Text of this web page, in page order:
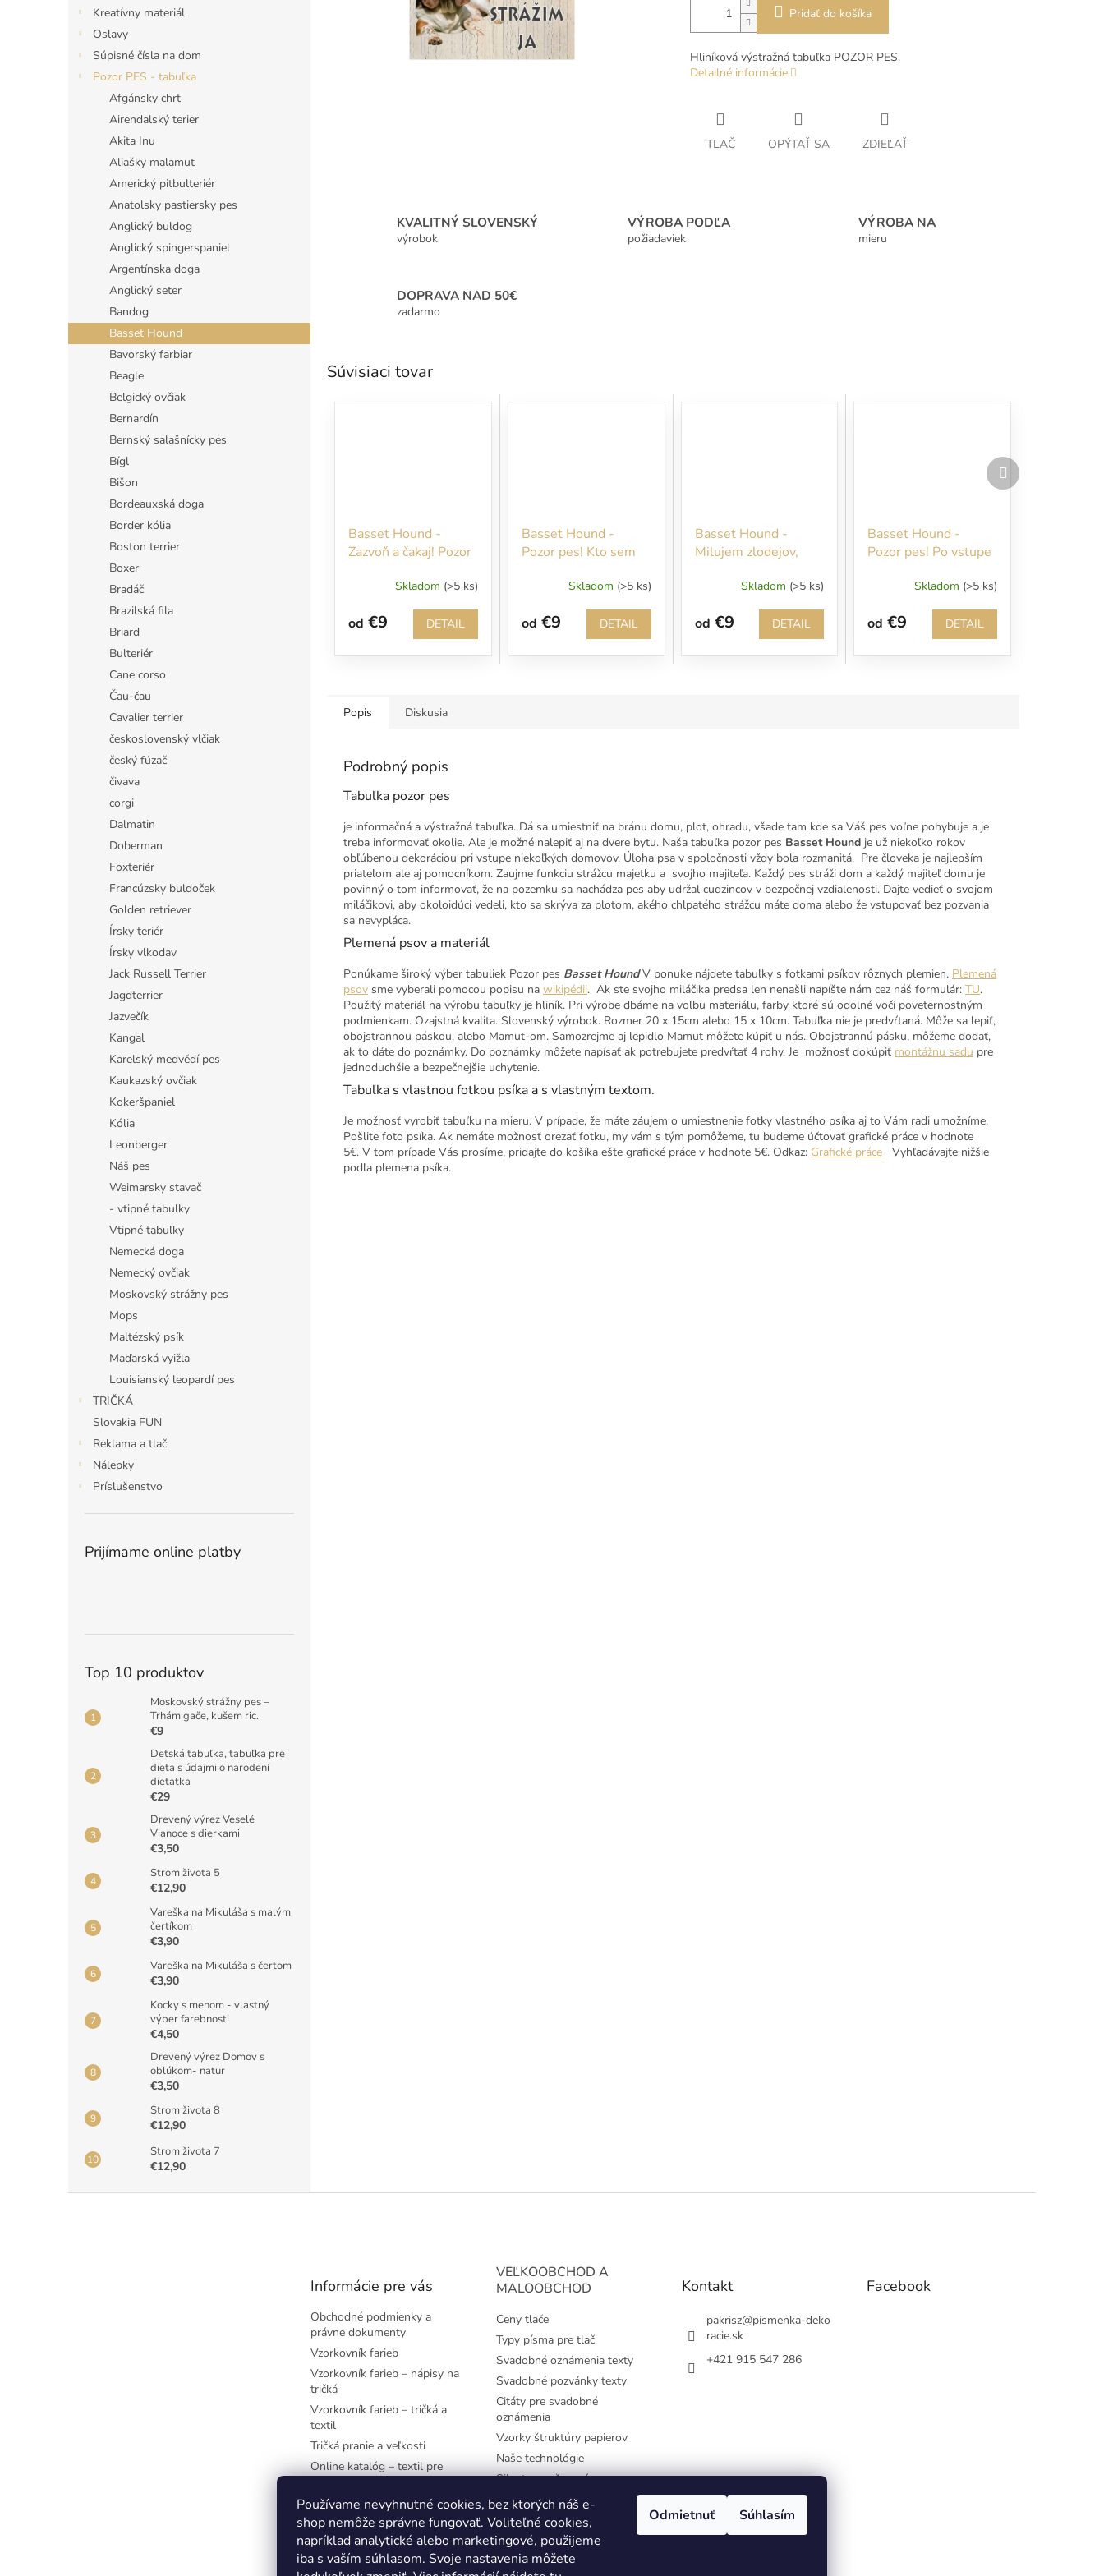
Používame nevyhnutné cookies, bez ktorých náš e-
shop nemôže správne fungovať. Voliteľné cookies,
napríklad analytické alebo marketingové, použijeme
iba s vaším súhlasom. Svoje nastavenia môžete
Odmietnuť Súhlasím
Kreatívny materiál
Oslavy
Súpisné čísla na dom
Pozor PES - tabuľka
Afgánsky chrt
Airendalský terier
Akita Inu
Aliašky malamut
Americký pitbulteriér
Anatolsky pastiersky pes
Anglický buldog
Anglický spingerspaniel
Argentínska doga
Anglický seter
Bandog
Basset Hound
Bavorský farbiar
Beagle
Belgický ovčiak
Bernardín
Bernský salašnícky pes
Bígl
Bišon
Bordeauxská doga
Border kólia
Boston terrier
Boxer
Bradáč
Brazilská fila
Briard
Bulteriér
Cane corso
Čau-čau
Cavalier terrier
československý vlčiak
český fúzač
čivava
corgi
Dalmatin
Doberman
Foxteriér
Francúzsky buldoček
Golden retriever
Írsky teriér
Írsky vlkodav
Jack Russell Terrier
Jagdterrier
Jazvečík
Kangal
Karelský medvědí pes
Kaukazský ovčiak
Kokeršpaniel
Kólia
Leonberger
Náš pes
Weimarsky stavač
- vtipné tabulky
Vtipné tabuľky
Nemecká doga
Nemecký ovčiak
Moskovský strážny pes
Mops
Maltézský psík
Maďarská vyižla
Louisianský leopardí pes
TRIČKÁ
Slovakia FUN
Reklama a tlač
Nálepky
Príslušenstvo
Prijímame online platby
Top 10 produktov
Moskovský strážny pes –
Trhám gače, kušem ric.
€9
Detská tabuľka, tabuľka pre
dieťa s údajmi o narodení
dieťatka
€29
Drevený výrez Veselé
Vianoce s dierkami
€3,50
Strom života 5
€12,90
Vareška na Mikuláša s malým
čertíkom
€3,90
Vareška na Mikuláša s čertom
€3,90
Kocky s menom - vlastný
výber farebnosti
€4,50
Drevený výrez Domov s
oblúkom- natur
€3,50
Strom života 8
€12,90
Strom života 7
€12,90
Pridať do košíka
Hliníková výstražná tabuľka POZOR PES.
Detailné informácie
TLAČ OPÝTAŤ SA ZDIEĽAŤ
KVALITNÝ SLOVENSKÝ
výrobok
VÝROBA PODĽA
požiadaviek
VÝROBA NA
mieru
DOPRAVA NAD 50€
zadarmo
Súvisiaci tovar
Basset Hound -
Zazvoň a čakaj! Pozor
Skladom (>5 ks)
od €9 DETAIL
Basset Hound -
Pozor pes! Kto sem
bude rýchloSkladom (>5 ks)
od €9 DETAIL
Basset Hound -
Milujem zlodejov,
Skladom (>5 ks)
od €9 DETAIL
Basset Hound -
Pozor pes! Po vstupe
Vám budem okamžite
Skladom (>5 ks)
od €9 DETAIL
Ďalší
produkt
Popis Diskusia
Podrobný popis
Tabuľka pozor pes
je informačná a výstražná tabuľka. Dá sa umiestniť na bránu domu, plot, ohradu, všade tam kde sa Váš pes voľne pohybuje a je
treba informovať okolie. Ale je možné nalepiť aj na dvere bytu. Naša tabuľka pozor pes Basset Hound je už niekoľko rokov
obľúbenou dekoráciou pri vstupe niekoľkých domovov. Úloha psa v spoločnosti vždy bola rozmanitá. Pre človeka je najlepším
priateľom ale aj pomocníkom. Zaujme funkciu strážcu majetku a svojho majiteľa. Každý pes stráži dom a každý majiteľ domu je
povinný o tom informovať, že na pozemku sa nachádza pes aby udržal cudzincov v bezpečnej vzdialenosti. Dajte vedieť o svojom
miláčikovi, aby okoloidúci vedeli, kto sa skrýva za plotom, akého chlpatého strážcu máte doma alebo že vstupovať bez pozvania
sa nevypláca.
Plemená psov a materiál
Ponúkame široký výber tabuliek Pozor pes Basset Hound V ponuke nájdete tabuľky s fotkami psíkov rôznych plemien. Plemená
psov sme vyberali pomocou popisu na wikipédii. Ak ste svojho miláčika predsa len nenašli napíšte nám cez náš formulár: TU.
Použitý materiál na výrobu tabuľky je hliník. Pri výrobe dbáme na voľbu materiálu, farby ktoré sú odolné voči poveternostným
podmienkam. Ozajstná kvalita. Slovenský výrobok. Rozmer 20 x 15cm alebo 15 x 10cm. Tabuľka nie je predvŕtaná. Môže sa lepiť,
obojstrannou páskou, alebo Mamut-om. Samozrejme aj lepidlo Mamut môžete kúpiť u nás. Obojstrannú pásku, môžeme dodať,
ak to dáte do poznámky. Do poznámky môžete napísať ak potrebujete predvŕtať 4 rohy. Je možnosť dokúpiť montážnu sadu pre
jednoduchšie a bezpečnejšie uchytenie.
Tabuľka s vlastnou fotkou psíka a s vlastným textom.
Je možnosť vyrobiť tabuľku na mieru. V prípade, že máte záujem o umiestnenie fotky vlastného psíka aj to Vám radi umožníme.
Pošlite foto psíka. Ak nemáte možnosť orezať fotku, my vám s tým pomôžeme, tu budeme účtovať grafické práce v hodnote
5€. V tom prípade Vás prosíme, pridajte do košíka ešte grafické práce v hodnote 5€. Odkaz: Grafické práce Vyhľadávajte nižšie
podľa plemena psíka.
Informácie pre vás
Obchodné podmienky a
právne dokumenty
Vzorkovník farieb
Vzorkovník farieb – nápisy na
tričká
Vzorkovník farieb – tričká a
textil
Tričká pranie a veľkosti
Online katalóg – textil pre
Najčastejšie používané
písmená
Farby-CMYK
Farby-RGB
VEĽKOOBCHOD A
MALOOBCHOD
Ceny tlače
Typy písma pre tlač
Svadobné oznámenia texty
Svadobné pozvánky texty
Citáty pre svadobné
oznámenia
Vzorky štruktúry papierov
Naše technológie
Siluety pre časovú os
Kontakt
pakrisz@pismenka-deko
racie.sk
+421 915 547 286
Facebook